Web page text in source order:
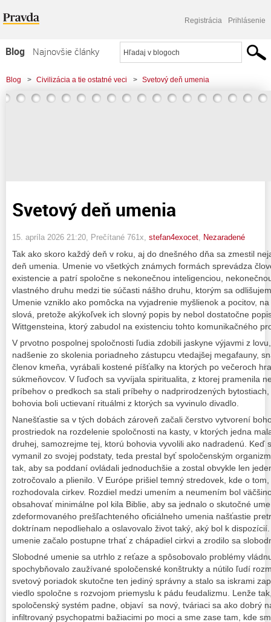
Registrácia Prihlásenie
Blog
Najnovšie články
Najčítanejšie články
Najkomentovanejšie články
Blog > Civilizácia a tie ostatné veci > Svetový deň umenia
Svetový deň umenia
15. apríla 2026 21:20 , Prečítané 761x, stefan4exocet Nezaradené
Tak ako skoro každý deň v roku, aj do dnešného dňa sa zmestil
deň umenia. Umenie vo všetkých známych formách sprevádza
existencie a patrí spoločne s nekonečnou inteligenciou,
vlastného druhu medzi tie súčasti nášho druhu, ktorým sa
Umenie vzniklo ako pomôcka na vyjadrenie myšlienok a pocitov,
slová, pretože akýkoľvek ich slovný popis by nebol dostatočne
Wittgensteina, ktorý zabudol na existenciu tohto komunikačného
V prvotno pospolnej spoločnosti ľudia zdobili jaskyne výjavmi z
nadšenie zo skolenia poriadneho zástupcu vtedajšej megafauny,
členov kmeňa, vyrábali kostené píšťalky na ktorých po večeroch
súkmeňovcov. V ľuďoch sa vyvíjala spiritualita, z ktorej pramenila
príbehov o predkoch sa stali príbehy o nadprirodzených
bohovia boli uctievaní rituálmi z ktorých sa vyvinulo divadlo.
Nanešťastie sa v tých dobách zároveň začali čerstvo vytvorení
prostriedok na rozdelenie spoločnosti na kasty, v ktorých jedna
druhej, samozrejme tej, ktorú bohovia vyvolili ako nadradenú. Keď
vymanil zo svojej podstaty, teda prestal byť spoločenským
tak, aby sa poddaní ovládali jednoduchšie a zostal obvykle len
zotročovalo a plienilo. V Európe prišiel temný stredovek, kde o
rozhodovala cirkev. Rozdiel medzi umením a neumením bol
obsahovať minimálne pol kila Biblie, aby sa jednalo o skutočné
zdeformovaného prešľachteného oficiálneho umenia našťastie
doktrínam nepodliehalo a oslavovalo život taký, aký bol k
umenie začalo postupne trhať z chápadiel cirkvi a zrodilo sa
Slobodné umenie sa utrhlo z reťaze a spôsobovalo problémy
spochybňovalo zaužívané spoločenské konštrukty a nútilo ľudí
svetový poriadok skutočne ten jediný správny a stalo sa iskrami
viedlo spoločne s rozvojom priemyslu k pádu feudalizmu. Lenže
spoločenský systém padne, objaví sa nový, tváriaci sa ako dobrý
infiltrovaný psychopatmi bažiacimi po moci a sme zase tam, kde